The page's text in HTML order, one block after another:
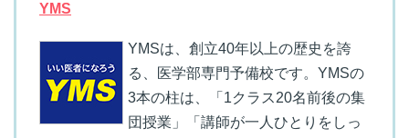
YMS
YMSは、創立40年以上の歴史を誇
る、医学部専門予備校です。YMSの
3本の柱は、「1クラス20名前後の集
団授業」「講師が一人ひとりをしっ